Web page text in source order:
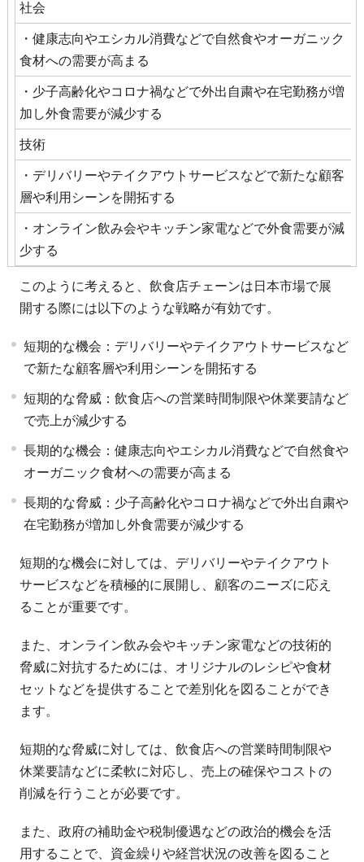
社会
・健康志向やエシカル消費などで自然食やオーガニック
食材への需要が高まる
・少子高齢化やコロナ禍などで外出自粛や在宅勤務が増
加し外食需要が減少する
技術
・デリバリーやテイクアウトサービスなどで新たな顧客
層や利用シーンを開拓する
・オンライン飲み会やキッチン家電などで外食需要が減
少する
このように考えると、飲食店チェーンは日本市場で展
開する際には以下のような戦略が有効です。
短期的な機会：デリバリーやテイクアウトサービスなど
で新たな顧客層や利用シーンを開拓する
短期的な脅威：飲食店への営業時間制限や休業要請など
で売上が減少する
長期的な機会：健康志向やエシカル消費などで自然食や
オーガニック食材への需要が高まる
長期的な脅威：少子高齢化やコロナ禍などで外出自粛や
在宅勤務が増加し外食需要が減少する
短期的な機会に対しては、デリバリーやテイクアウト
サービスなどを積極的に展開し、顧客のニーズに応え
ることが重要です。
また、オンライン飲み会やキッチン家電などの技術的
脅威に対抗するためには、オリジナルのレシピや食材
セットなどを提供することで差別化を図ることができ
ます。
短期的な脅威に対しては、飲食店への営業時間制限や
休業要請などに柔軟に対応し、売上の確保やコストの
削減を行うことが必要です。
また、政府の補助金や税制優遇などの政治的機会を活
用することで、資金繰りや経営状況の改善を図ること